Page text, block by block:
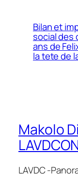
Bilan et
social des
ans de
la tete de
Makolo
LAVDC -